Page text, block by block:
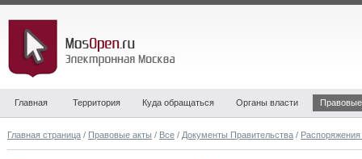
Главная Территория Куда обращаться Органы власти
Главная страница / Правовые акты / Все / Документы Правительства /